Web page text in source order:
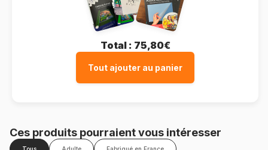
Total : 75,80€
Tout ajouter au panier
Ces produits pourraient vous intéresser